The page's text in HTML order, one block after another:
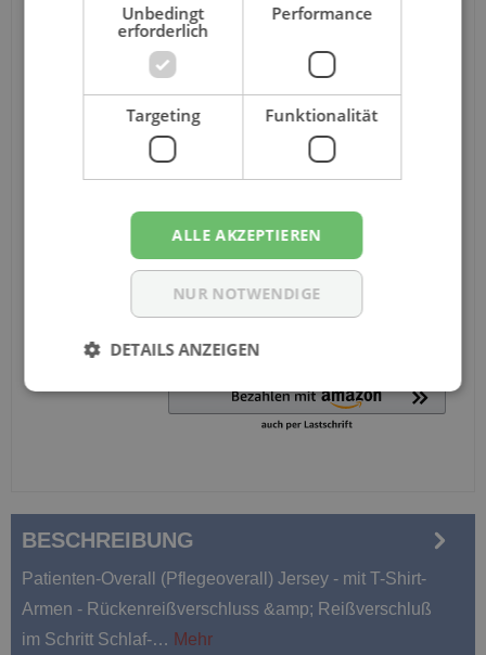
Teile diese Konfiguration
Ich habe die Konfiguration überprüft und bestätige die
Anzahl
In den Warenkorb
BESCHREIBUNG
Patienten-Overall (Pflegeoverall) Jersey - mit T-Shirt-
Armen - Rückenreißverschluss &amp; Reißverschluß
im Schritt Schlaf-… Mehr
Unbedingt
erforderlich
Performance
Targeting Funktionalität
ALLE AKZEPTIEREN
NUR NOTWENDIGE
DETAILS ANZEIGEN